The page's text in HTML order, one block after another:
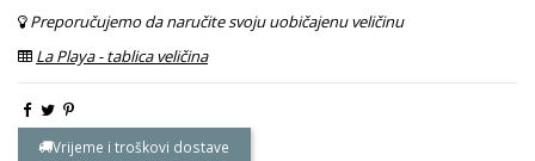
Preporučujemo da naručite svoju uobičajenu veličinu
La Playa - tablica veličina
Vrijeme i troškovi dostave